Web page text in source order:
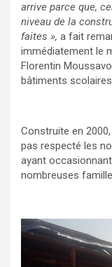
arrive parce que,
niveau de la
faites », a fait
immédiatement le
Florentin
bâtiments
Construite en
pas respecté les
ayant
nombreuses